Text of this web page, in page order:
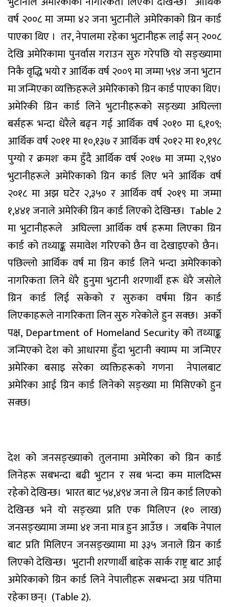
वर्ष २००८ मा जम्मा ४२ जना भुटानीले अमेरिकाको ग्रिन कार्ड
पाएका थिए । तर, नेपालमा रहेका भुटानीहरू लाई सन् २००८
देखि अमेरिकामा पुनर्वास गराउन सुरु गरेपछि यो सङ्ख्यामा
निकै वृद्धि भयो र आर्थिक वर्ष २००९ मा जम्मा ५९४ जना भुटान
मा जन्मिएका व्यक्तिहरूले अमेरिकाको ग्रिन कार्ड पाएका थिए।
अमेरिकी ग्रिन कार्ड लिने भुटानीहरूको सङ्ख्या अघिल्ला
बर्सहरू भन्दा धेरैले बढ्न गई आर्थिक वर्ष २०१० मा ६,१०९;
आर्थिक वर्ष २०११ मा १०,१३७ र आर्थिक वर्ष २०१२ मा १०,१९८
पुग्यो र क्रमशः कम हुँदै आर्थिक वर्ष २०१७ मा जम्मा २,९४०
भुटानीहरूले अमेरिकाको ग्रिन कार्ड लिए भने आर्थिक वर्ष
२०१८ मा अझ घटेर २,३५० र आर्थिक वर्ष २०१९ मा जम्मा
१,४४१ जनाले अमेरिकी ग्रिन कार्ड लिएको देखिन्छ। Table 2
मा भुटानीहरूले अघिल्ला आर्थिक वर्ष हरूमा लिएका ग्रिन
कार्ड को तथ्याङ्क समावेश गरिएको छैन वा देखाइएको छैन।
पछिल्लो आर्थिक वर्ष मा ग्रिन कार्ड लिने भन्दा अमेरिकाको
नागरिकता लिने धेरै हुनुमा भुटानी शरणार्थी हरू धेरै जसोले
ग्रिन कार्ड लिई सकेको र सुरुका वर्षमा ग्रिन कार्ड
लिएकाहरूले नागरिकता लिन सुरु गरेकोले हुन सक्छ। अर्को
पक्ष, Department of Homeland Security को तथ्याङ्क
जन्मिएको देश को आधारमा हुँदा भुटानी क्याम्प मा जन्मिएर
अमेरिका बसाइ सरेका व्यक्तिहरूको गणना नेपालबाट
अमेरिका आई ग्रिन कार्ड लिनेको सङ्ख्या मा मिसिएको हुन
सक्छ।
देश को जनसङ्ख्याको तुलनामा अमेरिका को ग्रिन कार्ड
लिनेहरू सबभन्दा बढी भुटान र सब भन्दा कम मालदिभ्स
रहेको देखिन्छ। भारत बाट ५४,४९४ जना ले ग्रिन कार्ड लिएको
देखिन्छ भने यो सङ्ख्या प्रति एक मिलिएन (१० लाख)
जनसङ्ख्यामा जम्मा ४१ जना मात्र हुन आउँछ । जबकि नेपाल
बाट प्रति मिलिएन जनसङ्ख्यामा मा ३३५ जनाले ग्रिन कार्ड
लिएको देखिन्छ। भुटानी शरणार्थी बाहेक सार्क राष्ट्र बाट आई
अमेरिकाको ग्रिन कार्ड लिने नेपालीहरू सबभन्दा अग्र पंतिमा
रहेका छन्। (Table 2).